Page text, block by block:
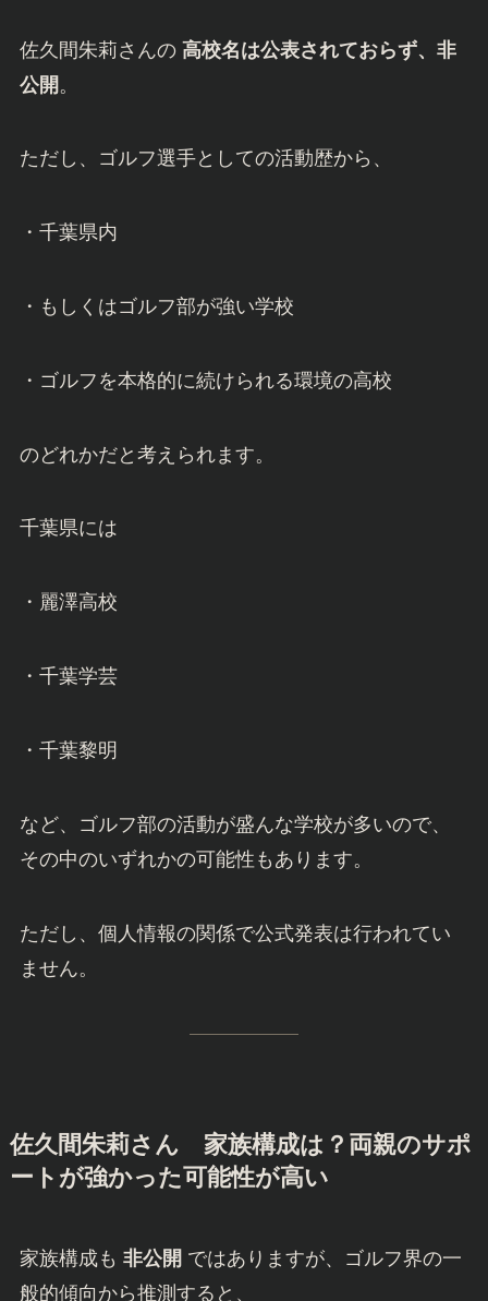
佐久間朱莉さんの 高校名は公表されておらず、非
公開 。
ただし、ゴルフ選手としての活動歴から、
・千葉県内
・もしくはゴルフ部が強い学校
・ゴルフを本格的に続けられる環境の高校
のどれかだと考えられます。
千葉県には
・麗澤高校
・千葉学芸
・千葉黎明
など、ゴルフ部の活動が盛んな学校が多いので、
その中のいずれかの可能性もあります。
ただし、個人情報の関係で公式発表は行われてい
ません。
佐久間朱莉さん
家族構成は？両親のサポ
ートが強かった可能性が高い
家族構成も 非公開 ではありますが、ゴルフ界の一
般的傾向から推測すると、